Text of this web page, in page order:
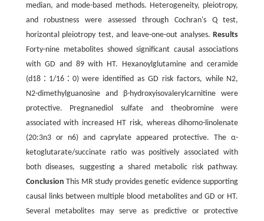
median, and mode-based methods. Heterogeneity, pleiotropy,
and robustness were assessed through Cochran's Q test,
horizontal pleiotropy test, and leave-one-out analyses.Results
Forty-nine metabolites showed significant causal associations
with GD and 89 with HT. Hexanoylglutamine and ceramide
(d18∶1/16∶0) were identified as GD risk factors, while N2,
N2-dimethylguanosine and β-hydroxyisovalerylcarnitine were
protective. Pregnanediol sulfate and theobromine were
associated with increased HT risk, whereas dihomo-linolenate
(20:3n3 or n6) and caprylate appeared protective. The α-
ketoglutarate/succinate ratio was positively associated with
both diseases, suggesting a shared metabolic risk pathway.
Conclusion This MR study provides genetic evidence supporting
causal links between multiple blood metabolites and GD or HT.
Several metabolites may serve as predictive or protective